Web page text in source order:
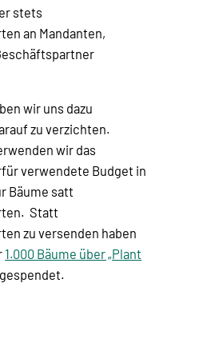
stets
an Mandanten,
wir uns dazu
zu verzichten.
wir das
verwendete Budget in
Bäume satt
Statt
zu versenden haben
1.000 Bäume über „Plant